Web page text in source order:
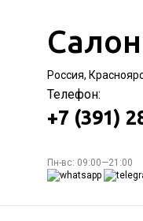
Россия,
Телефон:
+7 (391)
Пн-вс: 09:00—21:00